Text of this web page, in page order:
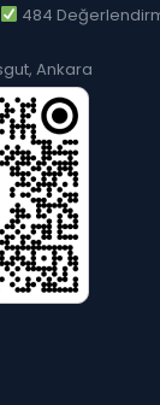
484
Ankara